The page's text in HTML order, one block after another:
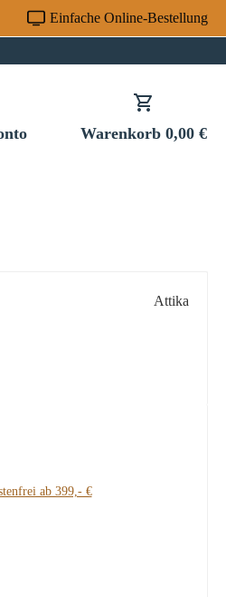
Einfache Online-Bestellung
auf dem Merkzettel
Warenkorb 0,00 €
Attika
ab 399,- €